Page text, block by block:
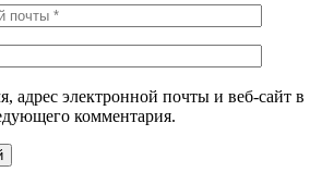
адрес электронной почты и веб-сайт в
комментария.